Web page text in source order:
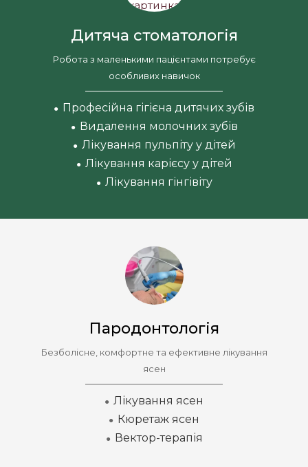
Дитяча стоматологія
Робота з маленькими пацієнтами потребує
особливих навичок
● Професійна гігієна дитячих зубів
● Видалення молочних зубів
● Лікування пульпіту у дітей
● Лікування карієсу у дітей
● Лікування гінгівіту
Пародонтологія
Безболісне, комфортне та ефективне лікування
ясен
● Лікування ясен
● Кюретаж ясен
● Вектор-терапія